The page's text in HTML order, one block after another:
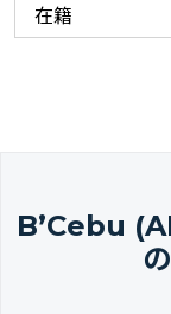
在籍
B’Cebu